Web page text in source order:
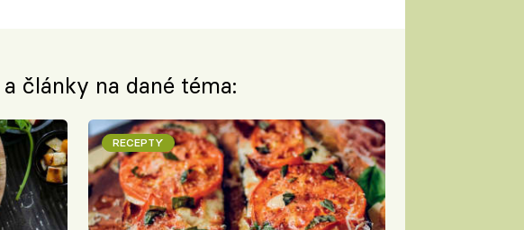
články na dané téma:
RECEPTY